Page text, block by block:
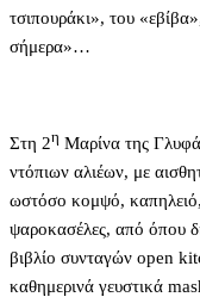
τσιπουράκι», του
σήμερα»…
Στη 2η Μαρίνα της
ντόπιων αλιέων, με
ωστόσο κομψό,
ψαροκασέλες, από όπου
βιβλίο συνταγών open
καθημερινά γευστικά